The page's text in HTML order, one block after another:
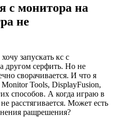
с монитора на
не
запускать кс с
другом серфить. Но не
сворачивается. И что я
Tools, DisplayFusion,
способов. А когда играю в
расстягивается. Может есть
ращрешения?